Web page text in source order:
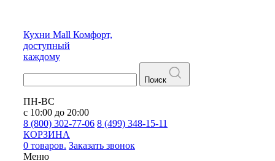
Кухни Mall Комфорт,
доступный
каждому
Поиск
ПН-ВС
с 10:00 до 20:00
8 (800) 302-77-06 8 (499) 348-15-11
КОРЗИНА
0 товаров. Заказать звонок
Меню